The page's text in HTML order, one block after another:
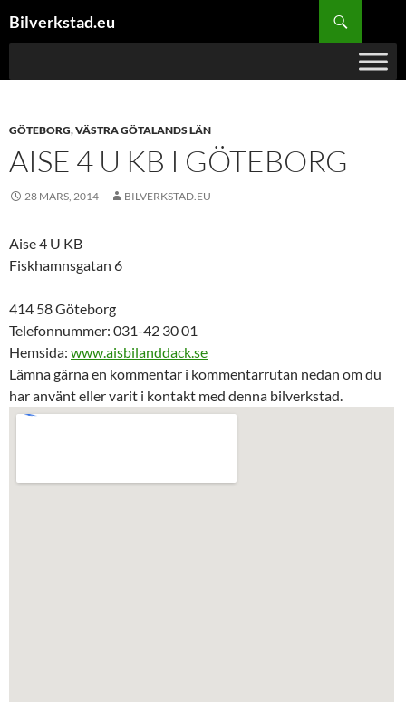
tillBilverkstad.eu
GÖTEBORG,VÄSTRA GÖTALANDS LÄN
AISE 4 U KB I GÖTEBORG
28 MARS, 2014 BILVERKSTAD.EU
Aise 4 U KB
Fiskhamnsgatan 6
414 58 Göteborg
Telefonnummer: 031-42 30 01
Hemsida: www.aisbilanddack.se
Lämna gärna en kommentar i kommentarrutan nedan om du
har använt eller varit i kontakt med denna bilverkstad.